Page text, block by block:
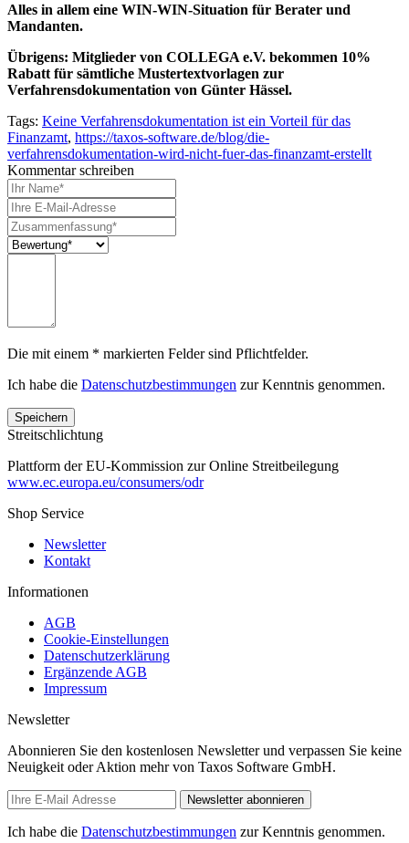
Alles in allem eine WIN-WIN-Situation für Berater und
Mandanten.
Übrigens: Mitglieder von COLLEGA e.V. bekommen 10%
Rabatt für sämtliche Mustertextvorlagen zur
Verfahrensdokumentation von Günter Hässel.
Tags: Keine Verfahrensdokumentation ist ein Vorteil für das
Finanzamt, https://taxos-software.de/blog/die-
verfahrensdokumentation-wird-nicht-fuer-das-finanzamt-erstellt
Kommentar schreiben
Die mit einem * markierten Felder sind Pflichtfelder.
Ich habe die Datenschutzbestimmungen zur Kenntnis genommen.
Streitschlichtung
Plattform der EU-Kommission zur Online Streitbeilegung
www.ec.europa.eu/consumers/odr
Shop Service
Newsletter
Kontakt
Informationen
AGB
Cookie-Einstellungen
Datenschutzerklärung
Ergänzende AGB
Impressum
Newsletter
Abonnieren Sie den kostenlosen Newsletter und verpassen Sie keine
Neuigkeit oder Aktion mehr von Taxos Software GmbH.
Newsletter abonnieren
Ich habe die Datenschutzbestimmungen zur Kenntnis genommen.